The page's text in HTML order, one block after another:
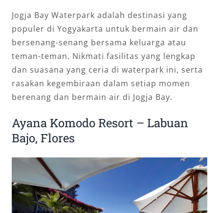
Jogja Bay Waterpark adalah destinasi yang
populer di Yogyakarta untuk bermain air dan
bersenang-senang bersama keluarga atau
teman-teman. Nikmati fasilitas yang lengkap
dan suasana yang ceria di waterpark ini, serta
rasakan kegembiraan dalam setiap momen
berenang dan bermain air di Jogja Bay.
Ayana Komodo Resort – Labuan
Bajo, Flores